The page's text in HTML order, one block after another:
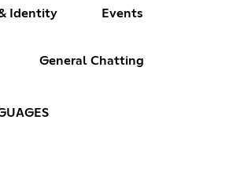
Identity Events
General Chatting